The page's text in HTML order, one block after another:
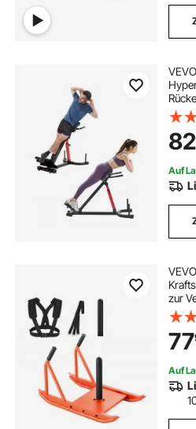
82
Auf
zur
77
Auf